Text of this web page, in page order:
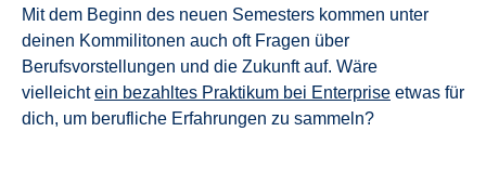
Mit dem Beginn des neuen Semesters kommen unter
deinen Kommilitonen auch oft Fragen über
Berufsvorstellungen und die Zukunft auf. Wäre
vielleichtein bezahltes Praktikum bei Enterprise etwas für
dich, um berufliche Erfahrungen zu sammeln?